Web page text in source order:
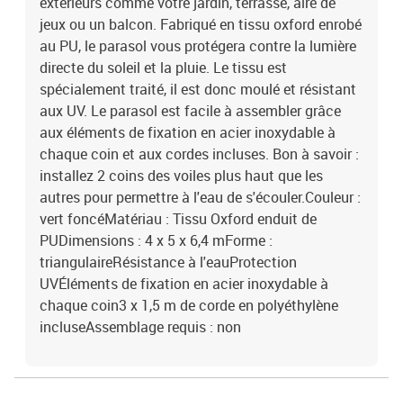
jeux ou un balcon. Fabriqué en tissu oxford enrobé
au PU, le parasol vous protégera contre la lumière
directe du soleil et la pluie. Le tissu est
spécialement traité, il est donc moulé et résistant
aux UV. Le parasol est facile à assembler grâce
aux éléments de fixation en acier inoxydable à
chaque coin et aux cordes incluses. Bon à savoir :
installez 2 coins des voiles plus haut que les
autres pour permettre à l'eau de s'écouler.Couleur :
vert foncéMatériau : Tissu Oxford enduit de
PUDimensions : 4 x 5 x 6,4 mForme :
triangulaireRésistance à l'eauProtection
UVÉléments de fixation en acier inoxydable à
chaque coin3 x 1,5 m de corde en polyéthylène
incluseAssemblage requis : non